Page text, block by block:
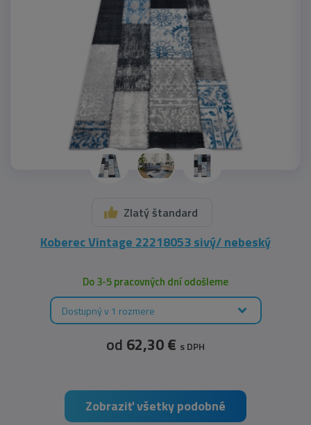
Zlatý štandard
Koberec Vintage 22218053 sivý/ nebeský
Do 3-5 pracovných dní odošleme
Dostupný v 1 rozmere
od 62,30 € s DPH
Zobraziť všetky podobné